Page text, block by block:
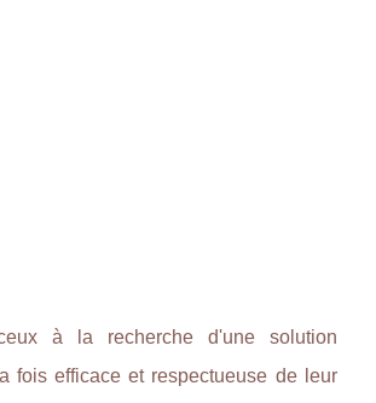
à la recherche d'une solution
fois efficace et respectueuse de leur